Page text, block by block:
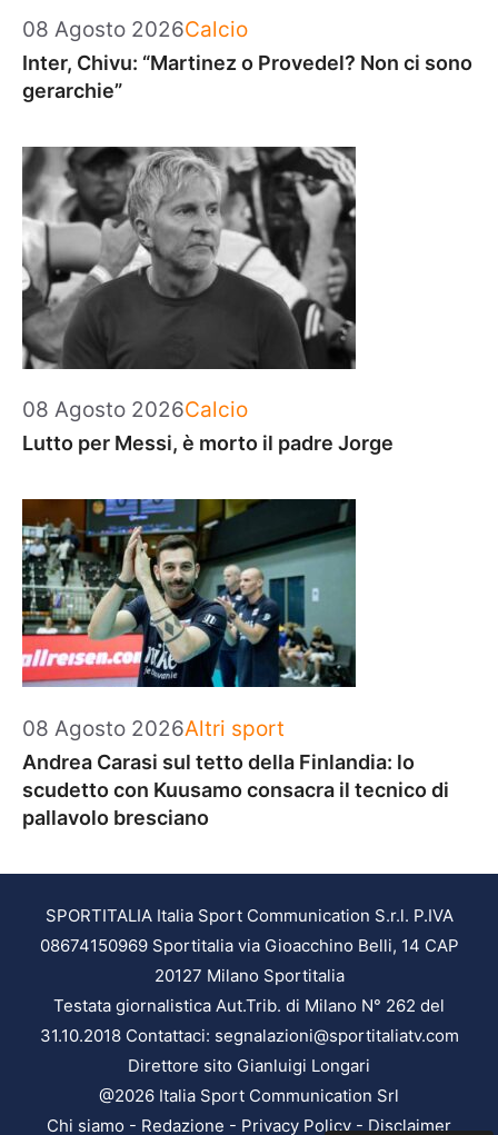
08 Agosto 2026Categorie
Calcio
Inter, Chivu: “Martinez o Provedel? Non ci sono
gerarchie”
08 Agosto 2026Categorie
Calcio
Lutto per Messi, è morto il padre Jorge
08 Agosto 2026Categorie
Altri sport
Andrea Carasi sul tetto della Finlandia: lo
scudetto con Kuusamo consacra il tecnico di
pallavolo bresciano
SPORTITALIA Italia Sport Communication S.r.l. P.IVA
08674150969 Sportitalia via Gioacchino Belli, 14 CAP
20127 Milano Sportitalia
Testata giornalistica Aut.Trib. di Milano N° 262 del
31.10.2018 Contattaci: segnalazioni@sportitaliatv.com
Direttore sito Gianluigi Longari
@2026 Italia Sport Communication Srl
Chi siamo - Redazione - Privacy Policy-Disclaimer